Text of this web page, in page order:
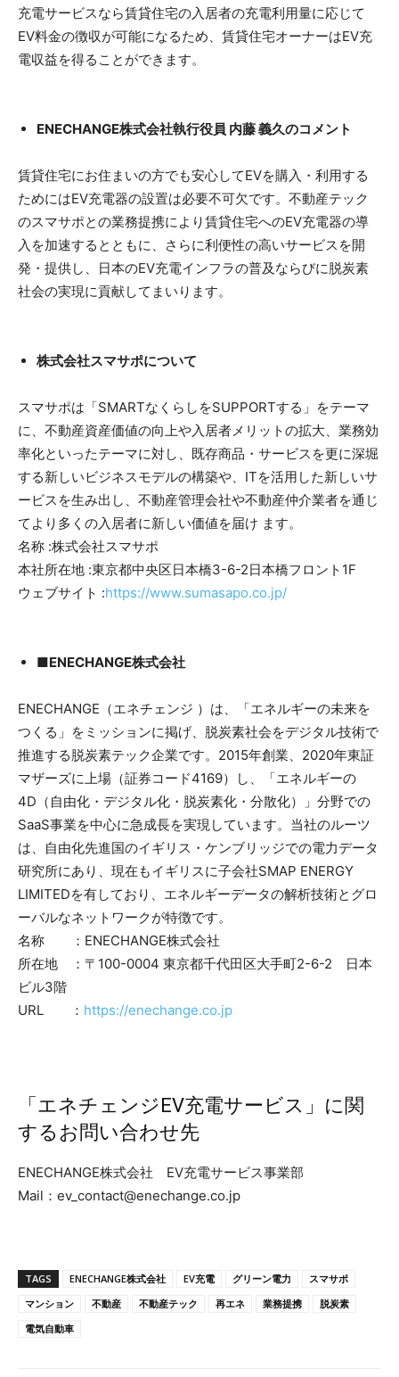
充電サービスなら賃貸住宅の入居者の充電利用量に応じて
EV料金の徴収が可能になるため、賃貸住宅オーナーはEV充
電収益を得ることができます。
ENECHANGE株式会社執行役員 内藤 義久のコメント
賃貸住宅にお住まいの方でも安心してEVを購入・利用する
ためにはEV充電器の設置は必要不可欠です。不動産テック
のスマサポとの業務提携により賃貸住宅へのEV充電器の導
入を加速するとともに、さらに利便性の高いサービスを開
発・提供し、日本のEV充電インフラの普及ならびに脱炭素
社会の実現に貢献してまいります。
株式会社スマサポについて
スマサポは「SMARTなくらしをSUPPORTする」をテーマ
に、不動産資産価値の向上や入居者メリットの拡大、業務効
率化といったテーマに対し、既存商品・サービスを更に深堀
する新しいビジネスモデルの構築や、ITを活用した新しいサ
ービスを生み出し、不動産管理会社や不動産仲介業者を通じ
てより多くの入居者に新しい価値を届け ます。
名称 :株式会社スマサポ
本社所在地 :東京都中央区日本橋3-6-2日本橋フロント1F
ウェブサイト :https://www.sumasapo.co.jp/
■ENECHANGE株式会社
ENECHANGE（エネチェンジ ）は、「エネルギーの未来を
つくる」をミッションに掲げ、脱炭素社会をデジタル技術で
推進する脱炭素テック企業です。2015年創業、2020年東証
マザーズに上場（証券コード4169）し、「エネルギーの
4D（自由化・デジタル化・脱炭素化・分散化）」分野での
SaaS事業を中心に急成長を実現しています。当社のルーツ
は、自由化先進国のイギリス・ケンブリッジでの電力データ
研究所にあり、現在もイギリスに子会社SMAP ENERGY
LIMITEDを有しており、エネルギーデータの解析技術とグロ
ーバルなネットワークが特徴です。
名称 ：ENECHANGE株式会社
所在地 ：〒100-0004 東京都千代田区大手町2-6-2 日本
ビル3階
URL ： https://enechange.co.jp
「エネチェンジEV充電サービス」に関
するお問い合わせ先
ENECHANGE株式会社 EV充電サービス事業部
Mail：ev_contact@enechange.co.jp
TAGS ENECHANGE株式会社 EV充電 グリーン電力
スマサポ
マンション
不動産 不動産テック 再エネ 業務提携
脱炭素
電気自動車